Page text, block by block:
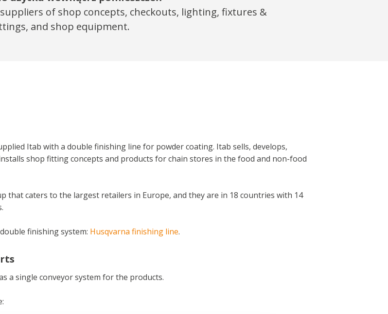
suppliers of shop concepts, checkouts, lighting, fixtures &
and shop equipment.
Itab with a double finishing line for powder coating. Itab sells, develops,
shop fitting concepts and products for chain stores in the food and non-food
that caters to the largest retailers in Europe, and they are in 18 countries with 14
finishing system: Husqvarna finishing line.
a single conveyor system for the products.